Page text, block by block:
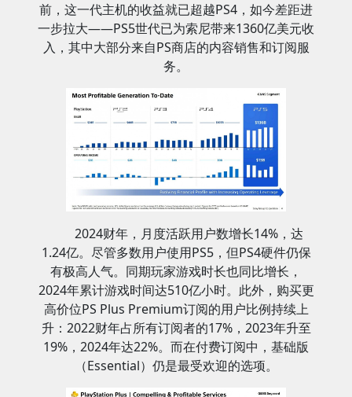
前，这一代主机的收益就已超越PS4，如今差距进
一步拉大——PS5世代已为索尼带来1360亿美元收
入，其中大部分来自PS商店的内容销售和订阅服
务。
2024财年，月度活跃用户数增长14%，达
1.24亿。尽管多数用户使用PS5，但PS4硬件仍保
有极高人气。同期玩家游戏时长也同比增长，
2024年累计游戏时间达510亿小时。此外，购买更
高价位PS Plus Premium订阅的用户比例持续上
升：2022财年占所有订阅者的17%，2023年升至
19%，2024年达22%。而在付费订阅中，基础版
（Essential）仍是最受欢迎的选项。